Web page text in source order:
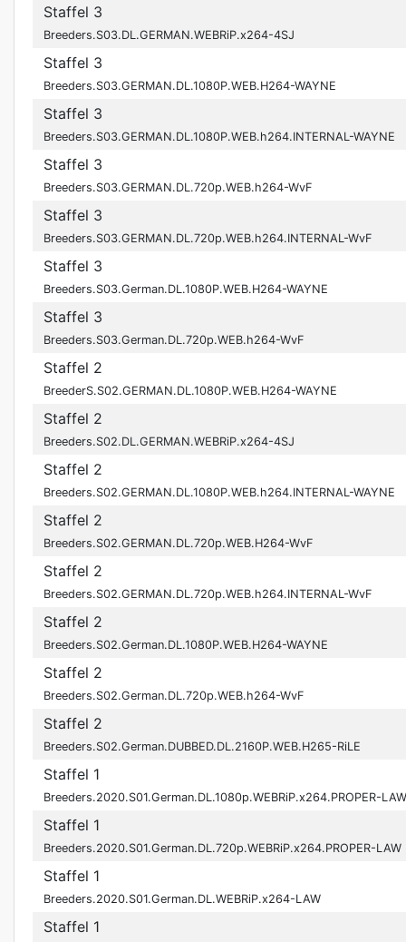
Staffel 3
Breeders.S03.DL.GERMAN.WEBRiP.x264-4SJ
Staffel 3
Breeders.S03.GERMAN.DL.1080P.WEB.H264-WAYNE
Staffel 3
Breeders.S03.GERMAN.DL.1080P.WEB.h264.INTERNAL-WAYNE
Staffel 3
Breeders.S03.GERMAN.DL.720p.WEB.h264-WvF
Staffel 3
Breeders.S03.GERMAN.DL.720p.WEB.h264.INTERNAL-WvF
Staffel 3
Breeders.S03.German.DL.1080P.WEB.H264-WAYNE
Staffel 3
Breeders.S03.German.DL.720p.WEB.h264-WvF
Staffel 2
BreederS.S02.GERMAN.DL.1080P.WEB.H264-WAYNE
Staffel 2
Breeders.S02.DL.GERMAN.WEBRiP.x264-4SJ
Staffel 2
Breeders.S02.GERMAN.DL.1080P.WEB.h264.INTERNAL-WAYNE
Staffel 2
Breeders.S02.GERMAN.DL.720p.WEB.H264-WvF
Staffel 2
Breeders.S02.GERMAN.DL.720p.WEB.h264.INTERNAL-WvF
Staffel 2
Breeders.S02.German.DL.1080P.WEB.H264-WAYNE
Staffel 2
Breeders.S02.German.DL.720p.WEB.h264-WvF
Staffel 2
Breeders.S02.German.DUBBED.DL.2160P.WEB.H265-RiLE
Staffel 1
Breeders.2020.S01.German.DL.1080p.WEBRiP.x264.PROPER-LAW
Staffel 1
Breeders.2020.S01.German.DL.720p.WEBRiP.x264.PROPER-LAW
Staffel 1
Breeders.2020.S01.German.DL.WEBRiP.x264-LAW
Staffel 1